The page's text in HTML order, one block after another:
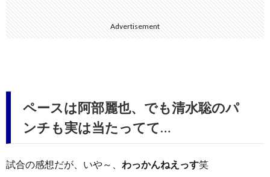
Advertisement
ペースは阿部麗也、でも清水聡のパ
ンチも実は当たってて…
試合の感想だが、いや～、 わっかんねえっす笑